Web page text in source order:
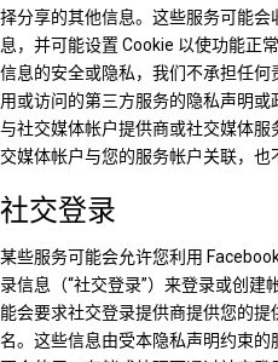
择分享的其他信息。这些服务可能
息，并可能设置 Cookie 以使功能正
信息的安全或隐私，我们不承担任
用或访问的第三方服务的隐私声明
与社交媒体帐户提供商或社交媒体
交媒体帐户与您的服务帐户关联，也
社交登录
某些服务可能会允许您利用
录信息（“社交登录”）来登录或创
能会要求社交登录提供商提供您的
名。这些信息由受本隐私声明约束